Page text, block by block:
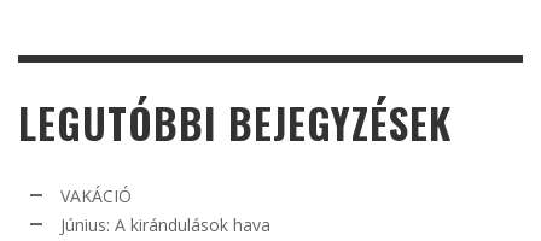
LEGUTÓBBI BEJEGYZÉSEK
VAKÁCIÓ
Június: A kirándulások hava